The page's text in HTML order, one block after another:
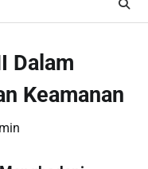
Dalam
Keamanan